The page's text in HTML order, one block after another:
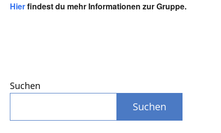
Hierfindest du mehr Informationen zur Gruppe.
Suchen
Suchen